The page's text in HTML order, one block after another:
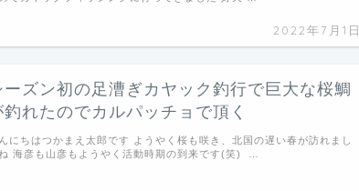
2022年7月1日
ーズン初の足漕ぎカヤック釣行で巨大な桜鯛
釣れたのでカルパッチョで頂く
にちはつかまえ太郎です ようやく桜も咲き、北国の遅い春が訪れまし
海彦も山彦もようやく活動時期の到来です(笑) …